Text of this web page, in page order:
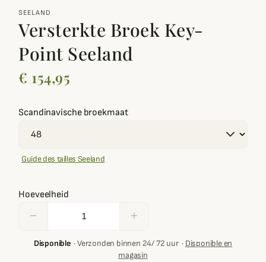
SEELAND
Versterkte Broek Key-
Point Seeland
€ 154,95
Scandinavische broekmaat
Guide des tailles Seeland
Hoeveelheid
remove add
Disponible·Verzonden binnen 24/ 72 uur· Disponible en
magasin